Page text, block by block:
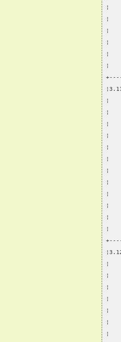
¦
¦
¦
¦
¦
¦
¦
¦
¦
¦
¦
¦
¦
¦
¦
¦
¦
¦
¦
¦
¦
¦
¦
¦
¦